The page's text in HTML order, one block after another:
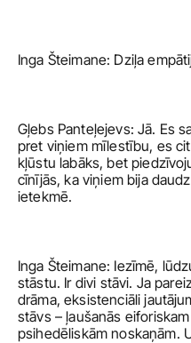
Inga Šteimane: Dziļa
Gļebs Panteļejevs: Jā. Es
pret viņiem mīlestību, es
kļūstu labāks, bet
cīnījās, ka viņiem bija
ietekmē.
Inga Šteimane: Iezīmē,
stāstu. Ir divi stāvi. Ja
drāma, eksistenciāli
stāvs – ļaušanās
psihedēliskām noskaņām.